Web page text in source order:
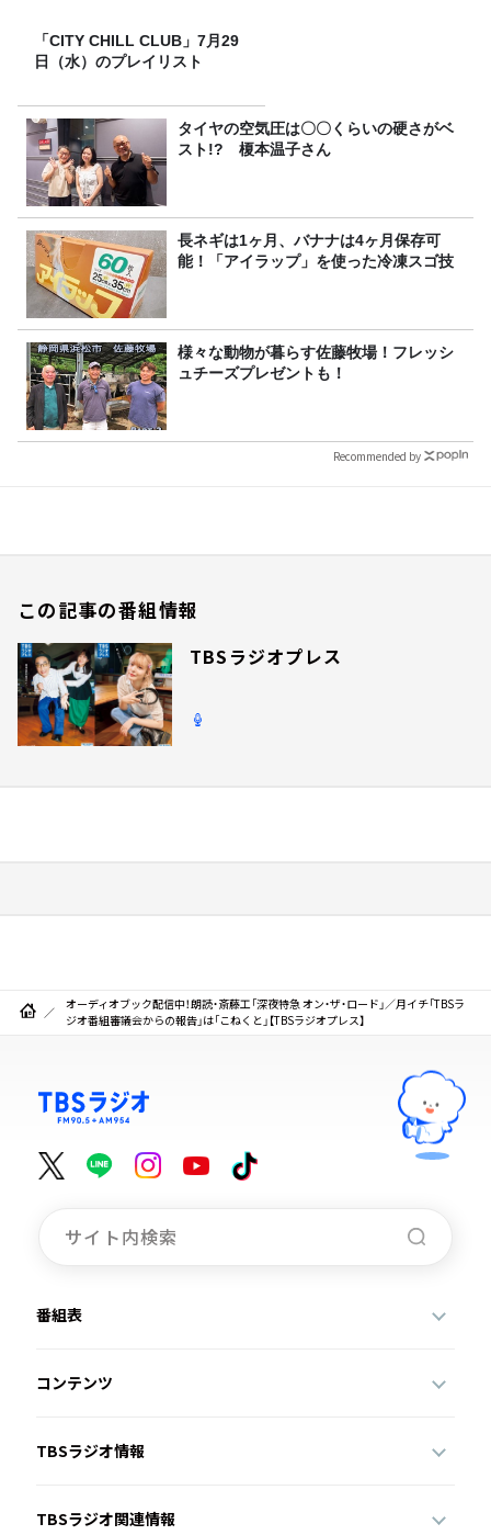
「CITY CHILL CLUB」7月29
日（水）のプレイリスト
タイヤの空気圧は〇〇くらいの硬さがベ
スト!? 榎本温子さん
長ネギは1ヶ月、バナナは4ヶ月保存可
能！「アイラップ」を使った冷凍スゴ技
様々な動物が暮らす佐藤牧場！フレッシ
ュチーズプレゼントも！
Recommended by
この記事の番組情報
TBSラジオプレス
オーディオブック配信中！朗読・斎藤工「深夜特急 オン・ザ・ロード」／月イチ「TBSラ
ジオ番組審議会からの報告」は「こねくと」【TBSラジオプレス】
番組表
コンテンツ
TBSラジオ情報
TBSラジオ関連情報